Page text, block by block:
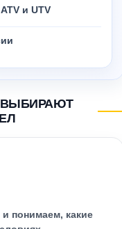
и UTV
понимаем, какие